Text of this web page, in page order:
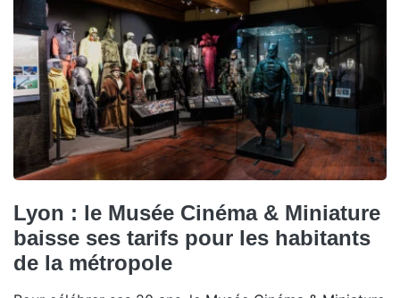
Lyon : le Musée Cinéma & Miniature
baisse ses tarifs pour les habitants
de la métropole